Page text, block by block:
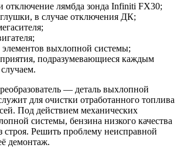
отключение лямбда зонда Infiniti FX30;
в случае отключения ДК;
элементов выхлопной системы;
подразумевающиеся каждым
— деталь выхлопной
для очистки отработанного топлива
Под действием механических
системы, бензина низкого качества
строя. Решить проблему неисправной
демонтаж.